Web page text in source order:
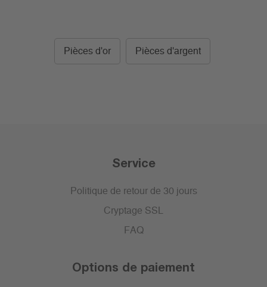
Pièces d'or Pièces d'argent
Service
Politique de retour de 30 jours
Cryptage SSL
FAQ
Options de paiement